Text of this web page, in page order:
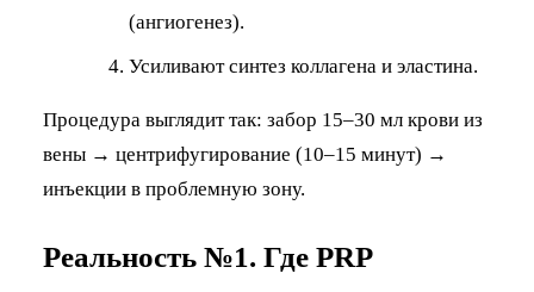
(ангиогенез).
Усиливают синтез коллагена и эластина.
Процедура выглядит так: забор 15–30 мл крови из
вены → центрифугирование (10–15 минут) →
инъекции в проблемную зону.
Реальность №1. Где PRP